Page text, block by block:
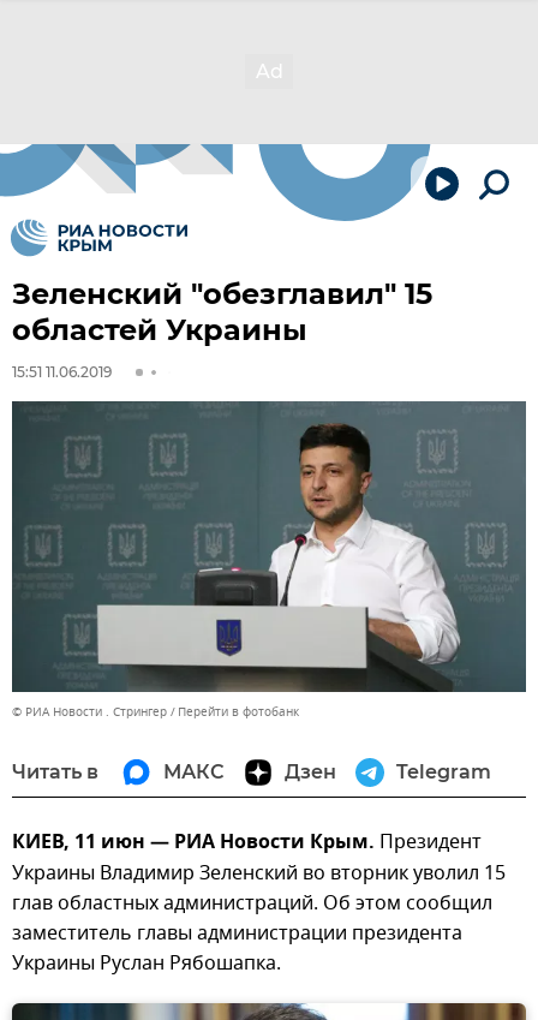
Зеленский "обезглавил" 15
областей Украины
15:51 11.06.2019
© РИА Новости . Стрингер Перейти в фотобанк
Читать в МАКС Дзен Telegram
КИЕВ, 11 июн — РИА Новости Крым. Президент
Украины Владимир Зеленский во вторник уволил 15
глав областных администраций. Об этом сообщил
заместитель главы администрации президента
Украины Руслан Рябошапка.